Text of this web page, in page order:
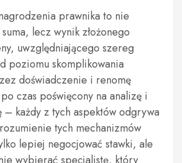
prawnika to nie
lecz wynik złożonego
uwzględniającego szereg
poziomu skomplikowania
doświadczenie i renomę
czas poświęcony na analizę i
każdy z tych aspektów odgrywa
tych mechanizmów
lepiej negocjować stawki, ale
wybierać specjalistę, który